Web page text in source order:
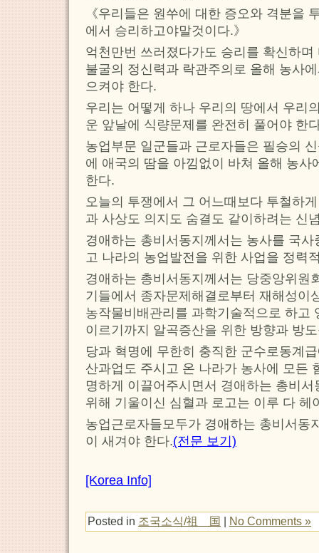
《우리들은 원쑤에 대한 증오와 격분을
에서 승리하고야말것이다.》
억천만번 쓰러졌다가도 승리를 확신하
불굴의 정신력과 락관주의로 올해 농사
으켜야 한다.
우리는 어떻게 하나 우리의 땅에서 우리
운 앞날에 식량문제를 완전히 풀어야 한
농업부문 일군들과 근로자들은 필승의
에 애국의 땀을 아낌없이 바쳐 올해 농사
한다.
오늘의 투쟁에서 그 어느때보다 투철하
과 사상도 의지도 숨결도 같이하려는 신
경애하는 총비서동지께서는 농사를 국
고 나라의 농업발전을 위한 사업을 정력
경애하는 총비서동지께서는 당중앙위원
기들에서 종자문제해결로부터 재해성이
농작물비배관리를 과학기술적으로 하고
이르기까지 알곡증산을 위한 방향과 방
당과 혁명에 무한히 충직한 군수로동계
산과업도 주시고 온 나라가 농사에 모든
명하게 이끌어주시면서 경애하는 총비
위해 기울이신 심혈과 로고는 이루 다 헤
농업근로자들모두가 경애하는 총비서동
이 새겨야 한다.(전문 보기)
[Korea Info]
Posted in 조국소식/祖 国 | No Comments »